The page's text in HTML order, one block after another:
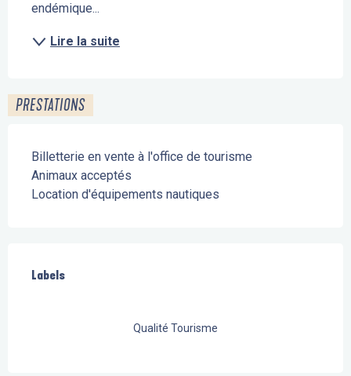
endémique...
Lire la suite
PRESTATIONS
Billetterie en vente à l'office de tourisme
Animaux acceptés
Location d'équipements nautiques
Labels
Labels
Qualité Tourisme